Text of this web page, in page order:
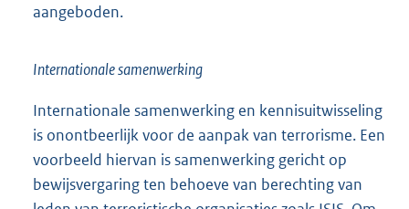
aangeboden.
Internationale samenwerking
Internationale samenwerking en kennisuitwisseling
is onontbeerlijk voor de aanpak van terrorisme. Een
voorbeeld hiervan is samenwerking gericht op
bewijsvergaring ten behoeve van berechting van